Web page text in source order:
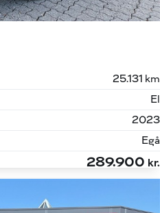
25.131 km
El
2023
Egå
289.900 kr.